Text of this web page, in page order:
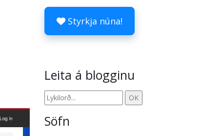
Styrkja núna!
Leita á blogginu
Söfn